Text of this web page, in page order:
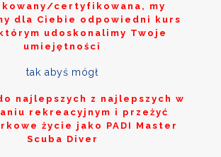
certyfikowana, my
dla Ciebie odpowiedni kurs
którym udoskonalimy Twoje
umiejętności
tak abyś mógł
najlepszych z najlepszych w
rekreacyjnym i przeżyć
życie jako PADI Master
Scuba Diver